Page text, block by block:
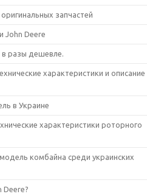
запчастей
John Deere
в разы дешевле.
характеристики и описание
в Украине
характеристики роторного
комбайна среди украинских
Deere?